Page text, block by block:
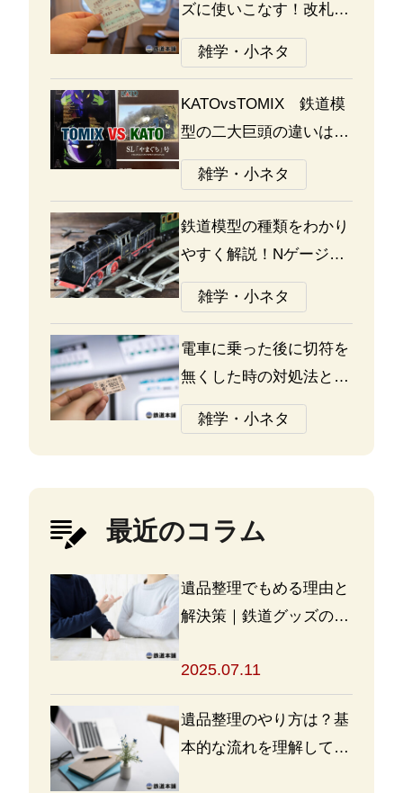
ズに使いこなす！改札の
通り方ガイド
雑学・小ネタ
KATOvsTOMIX 鉄道模
型の二大巨頭の違いは何
か？あなたはどっち派？
雑学・小ネタ
鉄道模型の種類をわかり
やすく解説！Nゲージ、
Oゲージ、Zゲージなど
の違いについて
雑学・小ネタ
電車に乗った後に切符を
無くした時の対処法と大
切な切符を紛失しないた
めのポイント
雑学・小ネタ
最近のコラム
遺品整理でもめる理由と
解決策｜鉄道グッズの整
2025.07.11
遺品整理のやり方は？基
本的な流れを理解して買